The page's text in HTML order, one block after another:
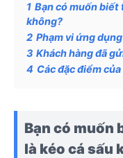
1 Bạn có muốn biết
không?
2 Phạm vi ứng
3 Khách hàng đã
4 Các đặc điểm
Bạn có muốn
là kéo cá sấu